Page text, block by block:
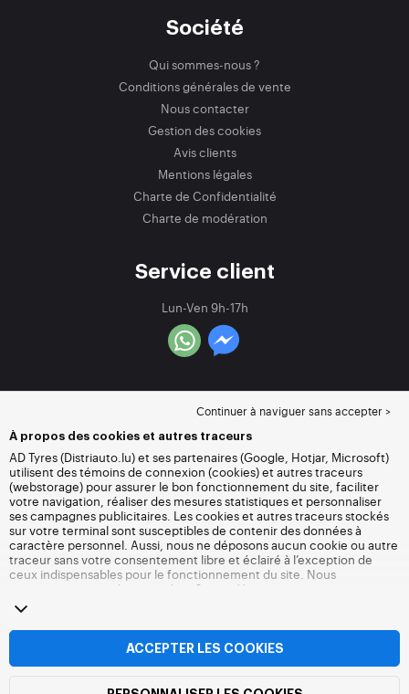
Société
Qui sommes-nous ?
Conditions générales de vente
Nous contacter
Gestion des cookies
Avis clients
Mentions légales
Charte de Confidentialité
Charte de modération
Service client
Lun-Ven 9h-17h
Continuer à naviguer sans accepter >
À propos des cookies et autres traceurs
AD Tyres (Distriauto.lu) et ses partenaires (Google, Hotjar, Microsoft)
utilisent des témoins de connexion (cookies) et autres traceurs
(webstorage) pour assurer le bon fonctionnement du site, faciliter
votre navigation, réaliser des mesures statistiques et personnaliser
ses campagnes publicitaires. Les cookies et autres traceurs stockés
sur votre terminal sont susceptibles de contenir des données à
caractère personnel. Aussi, nous ne déposons aucun cookie ou autre
traceur sans votre consentement libre et éclairé à l’exception de
ceux indispensables pour le fonctionnement du site. Nous
conservons votre choix pendant 6 mois. Vous pouvez retirer votre
consentement à tout moment en vous rendant sur la
autres traceurs
accepter le dépôt de cookies ou autres traceurs. Le refus ne fait pas
obstacle à l’accès aux services Distriauto.lu. Pour plus d’informations,
nous vous invitons à consulter
ACCEPTER LES COOKIES